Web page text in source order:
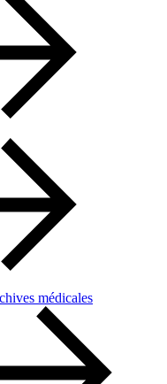
médicales